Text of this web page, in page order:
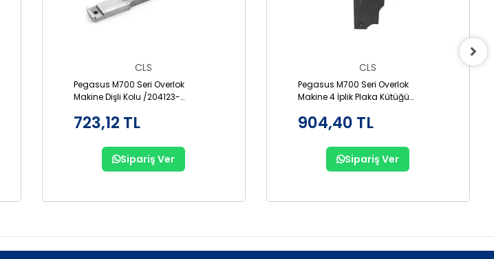
CLS
Pegasus M700 Seri Overlok
Makine Dişli Kolu /204123-
723,12 TL
Sipariş Ver
CLS
Pegasus M700 Seri Overlok
Makine 4 İplik Plaka Kütüğü
904,40 TL
Sipariş Ver